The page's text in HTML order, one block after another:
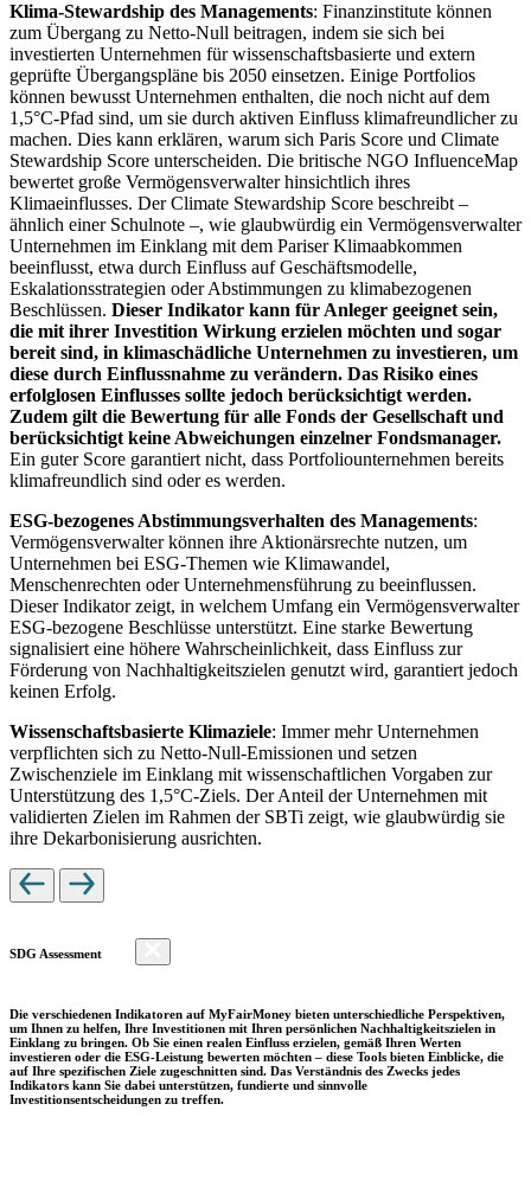
Klima-Stewardship des Managements: Finanzinstitute können
zum Übergang zu Netto-Null beitragen, indem sie sich bei
investierten Unternehmen für wissenschaftsbasierte und extern
geprüfte Übergangspläne bis 2050 einsetzen. Einige Portfolios
können bewusst Unternehmen enthalten, die noch nicht auf dem
1,5°C-Pfad sind, um sie durch aktiven Einfluss klimafreundlicher zu
machen. Dies kann erklären, warum sich Paris Score und Climate
Stewardship Score unterscheiden. Die britische NGO InfluenceMap
bewertet große Vermögensverwalter hinsichtlich ihres
Klimaeinflusses. Der Climate Stewardship Score beschreibt –
ähnlich einer Schulnote –, wie glaubwürdig ein Vermögensverwalter
Unternehmen im Einklang mit dem Pariser Klimaabkommen
beeinflusst, etwa durch Einfluss auf Geschäftsmodelle,
Eskalationsstrategien oder Abstimmungen zu klimabezogenen
Beschlüssen. Dieser Indikator kann für Anleger geeignet sein,
die mit ihrer Investition Wirkung erzielen möchten und sogar
bereit sind, in klimaschädliche Unternehmen zu investieren, um
diese durch Einflussnahme zu verändern. Das Risiko eines
erfolglosen Einflusses sollte jedoch berücksichtigt werden.
Zudem gilt die Bewertung für alle Fonds der Gesellschaft und
berücksichtigt keine Abweichungen einzelner Fondsmanager.
Ein guter Score garantiert nicht, dass Portfoliounternehmen bereits
klimafreundlich sind oder es werden.
ESG-bezogenes Abstimmungsverhalten des Managements:
Vermögensverwalter können ihre Aktionärsrechte nutzen, um
Unternehmen bei ESG-Themen wie Klimawandel,
Menschenrechten oder Unternehmensführung zu beeinflussen.
Dieser Indikator zeigt, in welchem Umfang ein Vermögensverwalter
ESG-bezogene Beschlüsse unterstützt. Eine starke Bewertung
signalisiert eine höhere Wahrscheinlichkeit, dass Einfluss zur
Förderung von Nachhaltigkeitszielen genutzt wird, garantiert jedoch
keinen Erfolg.
Wissenschaftsbasierte Klimaziele: Immer mehr Unternehmen
verpflichten sich zu Netto-Null-Emissionen und setzen
Zwischenziele im Einklang mit wissenschaftlichen Vorgaben zur
Unterstützung des 1,5°C-Ziels. Der Anteil der Unternehmen mit
validierten Zielen im Rahmen der SBTi zeigt, wie glaubwürdig sie
ihre Dekarbonisierung ausrichten.
SDG Assessment
Die verschiedenen Indikatoren auf MyFairMoney bieten unterschiedliche Perspektiven,
um Ihnen zu helfen, Ihre Investitionen mit Ihren persönlichen Nachhaltigkeitszielen in
Einklang zu bringen. Ob Sie einen realen Einfluss erzielen, gemäß Ihren Werten
investieren oder die ESG-Leistung bewerten möchten – diese Tools bieten Einblicke, die
auf Ihre spezifischen Ziele zugeschnitten sind. Das Verständnis des Zwecks jedes
Indikators kann Sie dabei unterstützen, fundierte und sinnvolle
Investitionsentscheidungen zu treffen.